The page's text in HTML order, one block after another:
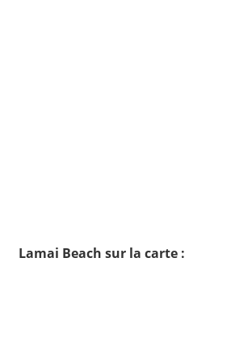
Lamai Beach sur la carte :